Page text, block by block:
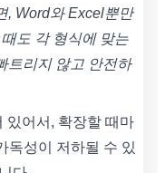
, Word와 Excel뿐만
도 각 형식에 맞는
트리지 않고 안전하
있어서, 확장할 때마
독성이 저하될 수 있